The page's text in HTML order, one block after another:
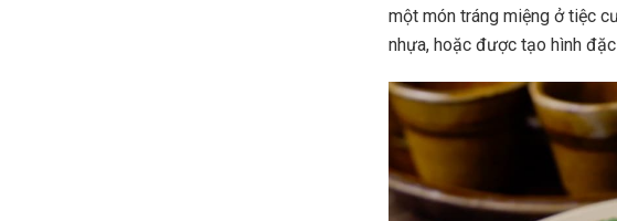
một món tráng miệng ở tiệc
nhựa, hoặc được tạo hình